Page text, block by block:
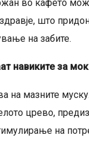
во кафето
што
на забите.
навиките за
на мазните
црево,
на